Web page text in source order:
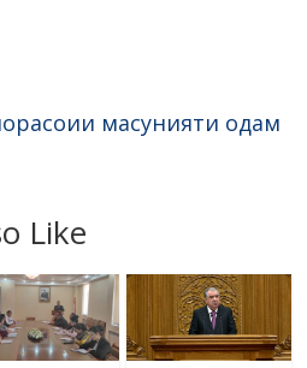
масунияти одам
Like